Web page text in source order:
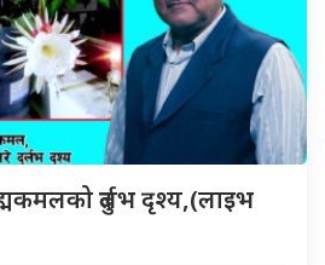
दुर्लभ दृश्य,(लाइभ